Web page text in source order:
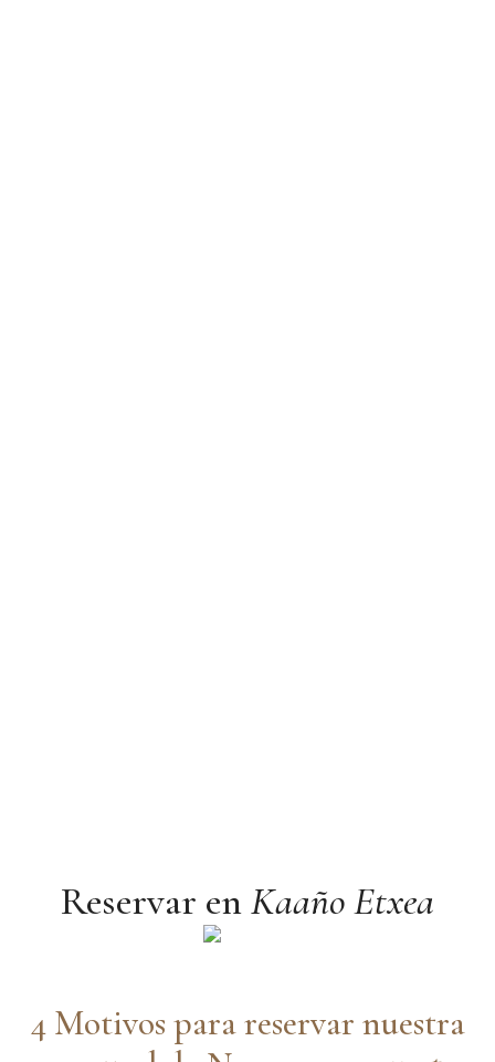
Reservar enKaaño Etxea
4 Motivos para reservar nuestra